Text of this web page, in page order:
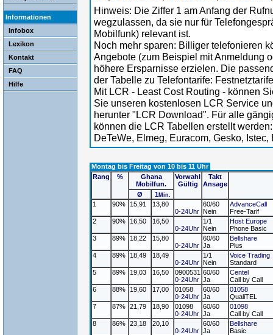
Informationen
Infobox
Lexikon
Kontakt
FAQ
Hilfe
Hinweis: Die Ziffer 1 am Anfang der
wegzulassen, da sie nur für
Mobilfunk) relevant ist.
Noch mehr sparen: Billiger telefonieren
Angebote (zum Beispiel mit Anmeldung
höhere Ersparnisse erzielen. Die
der Tabelle zu Telefontarife:
Mit LCR - Least Cost Routing - können
Sie unseren kostenlosen LCR Service
herunter "LCR Download". Für alle
können die LCR Tabellen erstellt
DeTeWe, Elmeg, Euracom, Gesko, Istec,
Montag bis Freitag von 10 bis 11 Uhr
Rang
%
Ghana
Mobilfun.
Vorwahl
Gültig
Takt
Ansage
Ø
1Min.
1 90% 15,91
13,80
0-24Uhr
60/60
Nein
AdvanceCall
Free-Tarif
2
90% 16,50
16,50
0-24Uhr
1/1
Nein
Host Europe
Phone Basic
3
89% 18,22
15,80
0-24Uhr
60/60
Ja
Bellshare
Plus
4
89% 18,49
18,49
0-24Uhr
1/1
Nein
Voice Trading
Standard
5
89% 19,03 16,50
0900531
0-24Uhr
60/60
Ja
Centel
Call by Call
6
88% 19,60 17,00
01058
0-24Uhr
60/60
Ja
01058
QualiTEL
7
87% 21,79 18,90
01098
0-24Uhr
60/60
Ja
01098
Call by Call
8
86% 23,18
20,10
0-24Uhr
60/60
Ja
Bellshare
Basic